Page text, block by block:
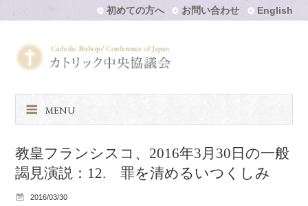
初めての方へ お問い合わせ English
MENU
教皇フランシスコ、2016年3月30日の一般
謁見演説：12. 罪を清めるいつくしみ
2016/03/30